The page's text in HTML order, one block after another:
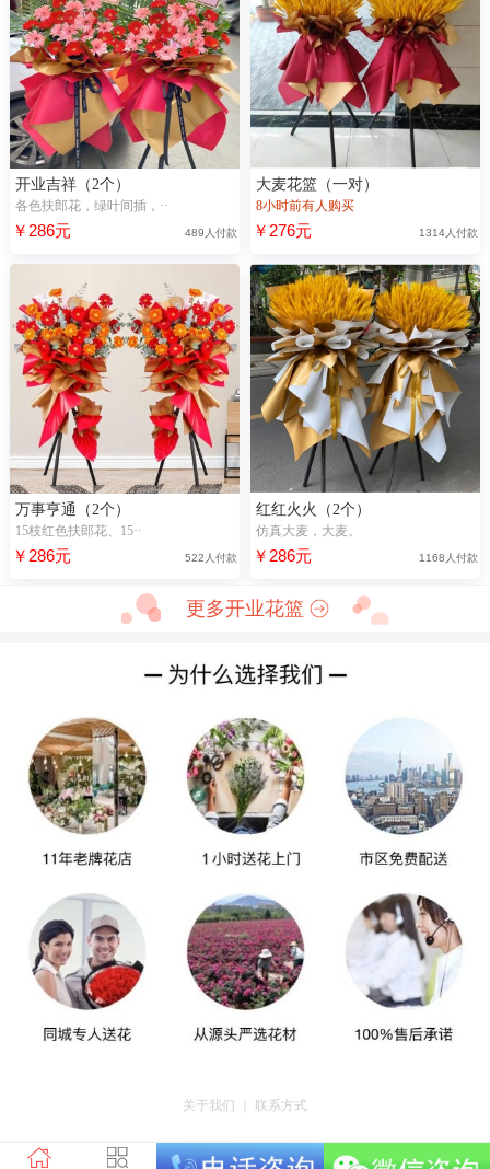
开业吉祥（2个）
各色扶郎花，绿叶间插，··
￥286元 489人付款
大麦花篮（一对）
8小时前有人购买
￥276元 1314人付款
万事亨通（2个）
15枝红色扶郎花、15··
￥286元 522人付款
红红火火（2个）
仿真大麦，大麦。
￥286元 1168人付款
更多开业花篮
关于我们 联系方式
版权所有：荣昌区昌州街道爱神鲜花店 地址：重庆市荣昌区昌州街道迎宾大道
南段3号35幢4-20 电话：tel023-46761716